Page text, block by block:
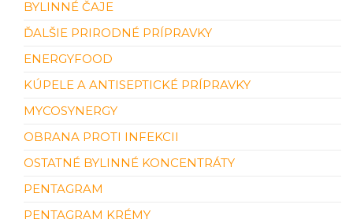
BYLINNÉ ČAJE
ĎALŠIE PRIRODNÉ PRÍPRAVKY
ENERGYFOOD
KÚPELE A ANTISEPTICKÉ PRÍPRAVKY
MYCOSYNERGY
OBRANA PROTI INFEKCII
OSTATNÉ BYLINNÉ KONCENTRÁTY
PENTAGRAM
PENTAGRAM KRÉMY